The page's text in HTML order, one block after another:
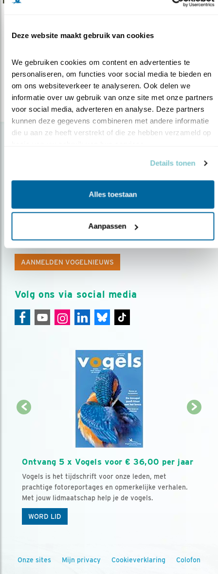
Deze website maakt gebruik van cookies
We gebruiken cookies om content en advertenties te
personaliseren, om functies voor social media te bieden en
om ons websiteverkeer te analyseren. Ook delen we
informatie over uw gebruik van onze site met onze partners
voor social media, adverteren en analyse. Deze partners
kunnen deze gegevens combineren met andere informatie
die u aan ze heeft verstrekt of die ze hebben verzameld op
Details tonen
Alles toestaan
Aanpassen
Ontmoet de ijsvogel langs herstelde Dink..
langs Twents riviertje
lees meer
Op de hoogte blijven?
Meld je aan en ontvang nieuws, inspiratie, acties en tips
AANMELDEN VOGELNIEUWS
Volg ons via social media
Ontvang 5 x Vogels voor € 36,00 per jaar
Vogels is het tijdschrift voor onze leden, met
prachtige fotoreportages en opmerkelijke verhalen.
Met jouw lidmaatschap help je de vogels.
WORD LID
Onze sites Mijn privacy Cookieverklaring Colofon